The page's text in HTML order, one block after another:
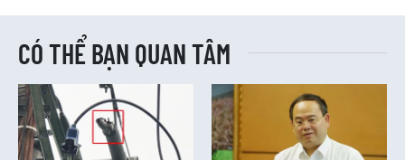
CÓ THỂ BẠN QUAN TÂM